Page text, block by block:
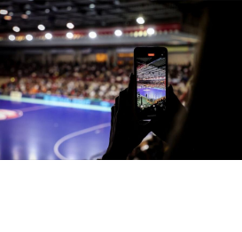
Secondo extracomunitario in Serie
A, Castiglia: “Più competitività